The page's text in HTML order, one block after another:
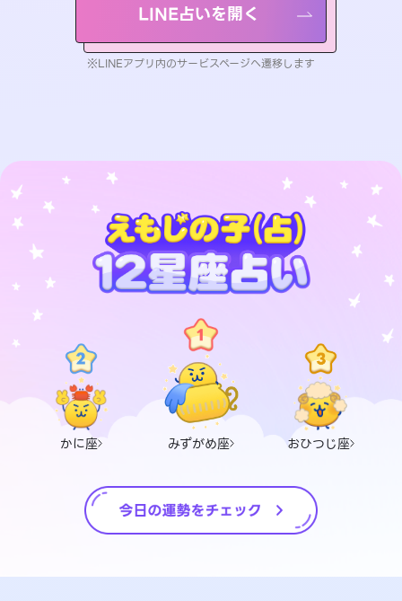
LINE占いを開く
※LINEアプリ内のサービスページへ遷移します
かに座 みずがめ座 おひつじ座